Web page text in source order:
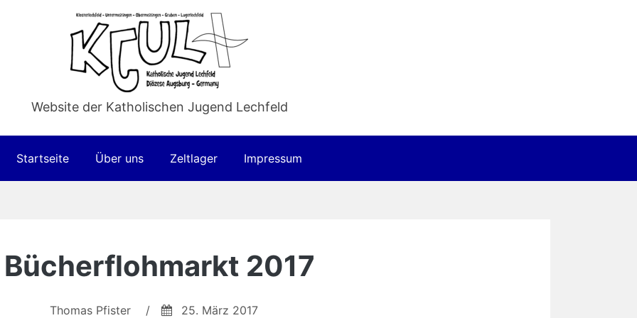
Website der Katholischen Jugend Lechfeld
Startseite Über uns Zeltlager Impressum
Bücherflohmarkt 2017
Thomas Pfister / 25. März 2017